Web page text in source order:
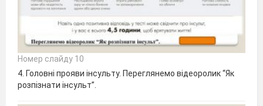
Номер слайду 10
4. Головні прояви інсульту. Переглянемо відеоролик “Як
розпізнати інсульт”.